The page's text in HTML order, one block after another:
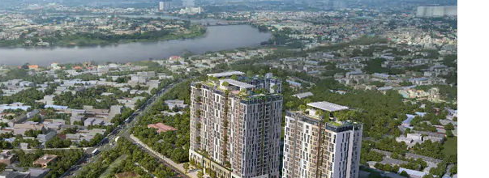
16:42
Tịch thu 39 thỏi vàng trị giá 29 tỷ đồng buôn lậu qua biên giới bằng xe
máy
16:42
2 ngày trước - 5/8, sân bay Tân Sơn Nhất ghi nhận một máy bay lạ cất
cánh
16:40
Cắm loạt cọc thép sâu 136 mét giữa biển, hoàn thành công trình cao
bằng tòa nhà 110 tầng chưa từng có trên thế giới
16:38
9 trụ cầu Hồng Hà dần lộ diện giữa sông Hồng